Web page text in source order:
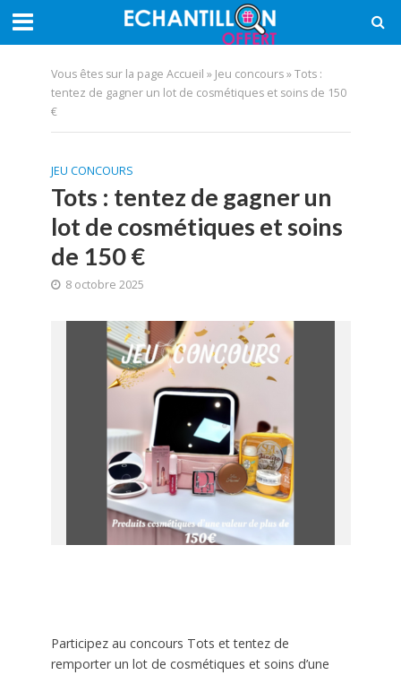
Vous êtes sur la page Accueil » Jeu concours»Tots :
tentez de gagner un lot de cosmétiques et soins de 150
€
JEU CONCOURS
Tots : tentez de gagner un
lot de cosmétiques et soins
de 150 €
8 octobre 2025
Participez au concours Tots et tentez de
remporter un lot de cosmétiques et soins d’une